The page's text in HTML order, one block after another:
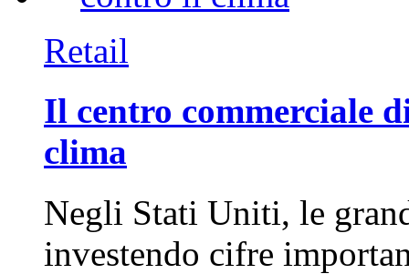
Retail
Il centro commerciale
clima
Negli Stati Uniti, le
investendo cifre